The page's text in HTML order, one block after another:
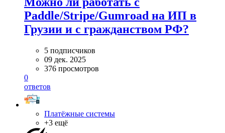
Paddle/Stripe/Gumroad на ИП в
Грузии и с гражданством РФ?
5 подписчиков
09 дек. 2025
376 просмотров
0
ответов
Платёжные системы
+3 ещё